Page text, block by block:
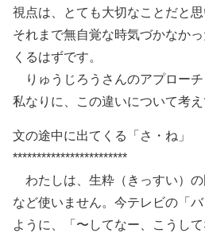
視点は、とても大切なことだと思
それまで無自覚な時気づかなか
くるはずです。
りゅうじろうさんのアプローチ
私なりに、この違いについて考え
文の途中に出てくる「さ・ね」
************************
わたしは、生粋（きっすい）の
など使いません。今テレビの「
ように、「〜してなー、こうし